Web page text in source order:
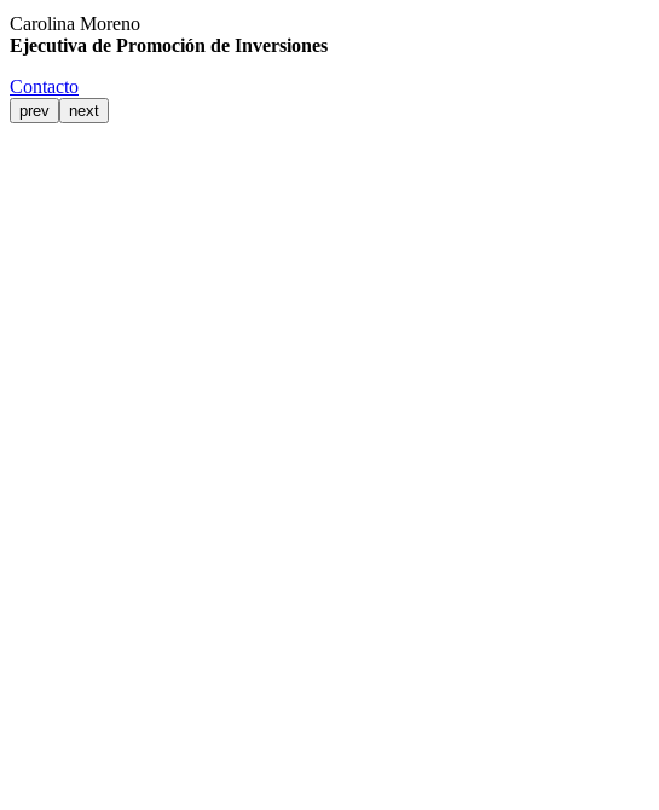
Carolina Moreno
Ejecutiva de Promoción de Inversiones
Contacto
prev next